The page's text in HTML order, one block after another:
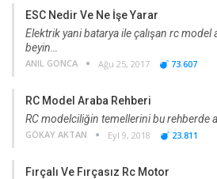
ESC Nedir Ve Ne İşe Yarar
Elektrik yani batarya ile çalışan rc model
beyin…
ANIL GONCA Ağu 25, 2017 73.607
RC Model Araba Rehberi
RC modelciliğin temellerini bu rehberde
GÖKAY AKTAN Eyl 9, 2018 23.811
Fırçalı Ve Fırçasız Rc Motor